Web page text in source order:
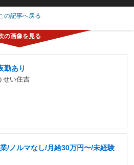
この記事へ戻る
勤あり
せい住吉
/ノルマなし/月給30万円〜/未経験